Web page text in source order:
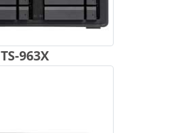
TS-963X